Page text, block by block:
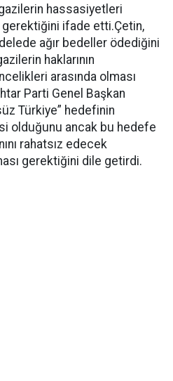
hassasiyetleri
ifade etti.Çetin,
ağır bedeller ödediğini
haklarının
arasında olması
Parti Genel Başkan
Türkiye” hedefinin
olduğunu ancak bu hedefe
rahatsız edecek
gerektiğini dile getirdi.